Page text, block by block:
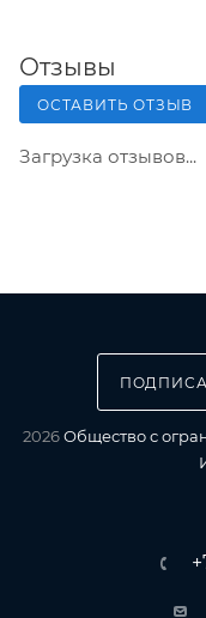
Отзывы
ОСТАВИТЬ ОТЗЫВ
Загрузка отзывов...
2026Общество с